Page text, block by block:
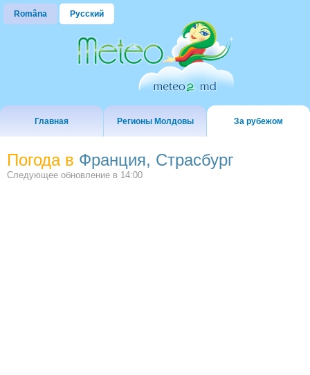
Româna Русский
Главная Регионы Молдовы За рубежом
Погода в Франция, Страсбург
Следующее обновление в 14:00